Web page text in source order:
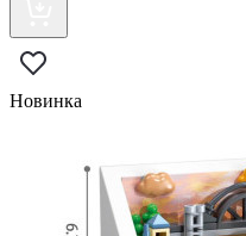
Новинка